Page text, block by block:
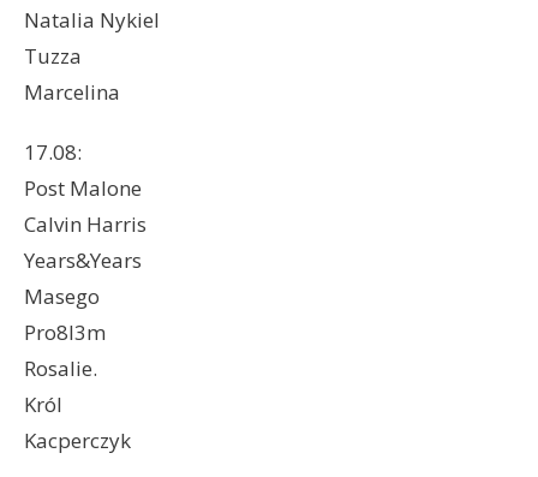
Natalia Nykiel
Tuzza
Marcelina
17.08:
Post Malone
Calvin Harris
Years&Years
Masego
Pro8l3m
Rosalie.
Król
Kacperczyk